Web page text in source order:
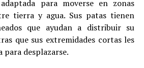
para moverse en zonas
tierra y agua. Sus patas tienen
que ayudan a distribuir su
que sus extremidades cortas les
desplazarse.